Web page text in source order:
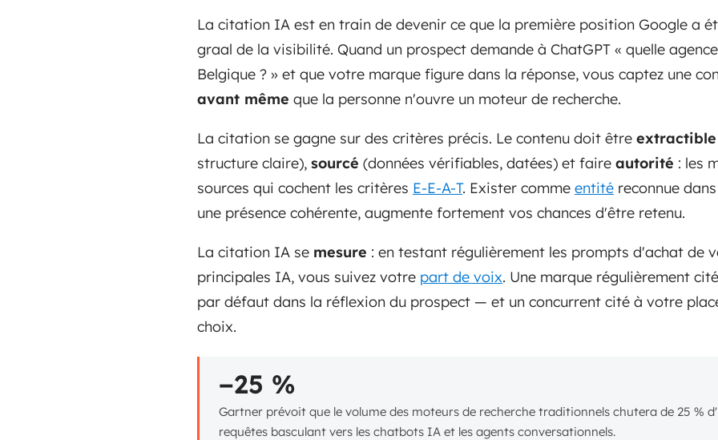
La citation IA est en train de devenir ce que la première position Google a
graal de la visibilité. Quand un prospect demande à ChatGPT « quelle
Belgique ? » et que votre marque figure dans la réponse, vous captez une
avant même que la personne n'ouvre un moteur de recherche.
La citation se gagne sur des critères précis. Le contenu doit être extractible
structure claire), sourcé (données vérifiables, datées) et faire autorité : les
sources qui cochent les critères E-E-A-T. Exister comme entité reconnue
une présence cohérente, augmente fortement vos chances d'être retenu.
La citation IA se mesure : en testant régulièrement les prompts d'achat de
principales IA, vous suivez votre part de voix. Une marque régulièrement
par défaut dans la réflexion du prospect — et un concurrent cité à votre
choix.
−25 %
Gartner prévoit que le volume des moteurs de recherche traditionnels chutera de 25 %
requêtes basculant vers les chatbots IA et les agents conversationnels.